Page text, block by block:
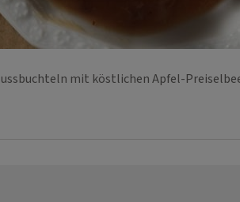
mit köstlichen Apfel-